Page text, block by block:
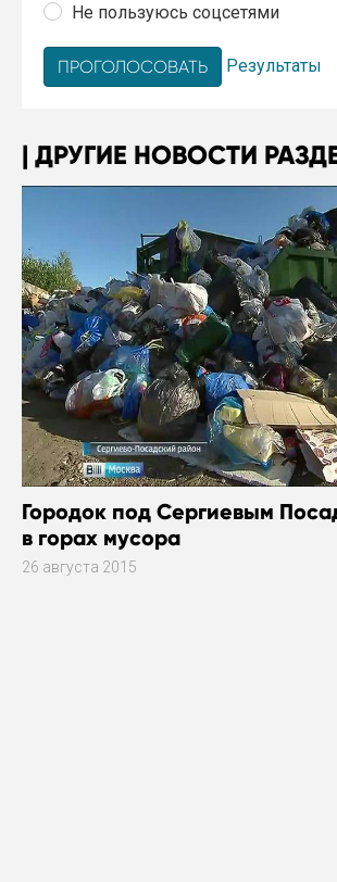
Не пользуюсь соцсетями
Результаты
ДРУГИЕ НОВОСТИ
Городок под Сергиевым
в горах мусора
26 августа 2015